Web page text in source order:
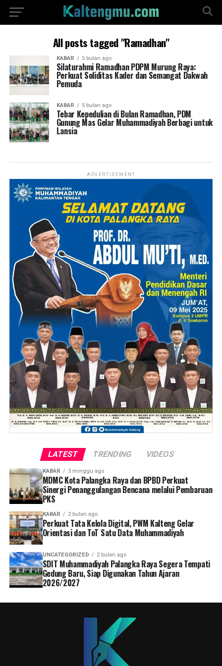
All posts tagged "Ramadhan"
KABAR 5 bulan ago
Silaturahmi Ramadhan PDPM Murung Raya:
Perkuat Soliditas Kader dan Semangat Dakwah
Pemuda
KABAR 5 bulan ago
Tebar Kepedulian di Bulan Ramadhan, PDM
Gunung Mas Gelar Muhammadiyah Berbagi untuk
Lansia
ADVERTISEMENT
LATEST TRENDING VIDEOS
KABAR 3 minggu ago
MDMC Kota Palangka Raya dan BPBD Perkuat
Sinergi Penanggulangan Bencana melalui Pembaruan
PKS
KABAR 2 bulan ago
Perkuat Tata Kelola Digital, PWM Kalteng Gelar
Orientasi dan ToT Satu Data Muhammadiyah
UNCATEGORIZED 2 bulan ago
SDIT Muhammadiyah Palangka Raya Segera Tempati
Gedung Baru, Siap Digunakan Tahun Ajaran
2026/2027